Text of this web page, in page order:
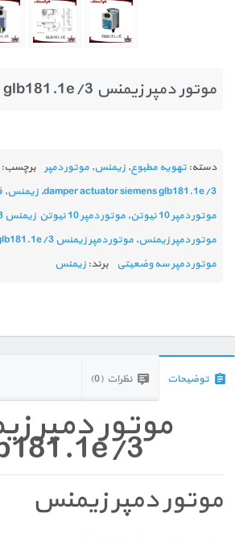
موتور دمپر زیمنس glb181.1e/3
دسته: تهویه مطبوع, زیمنس, موتور دمپر برچسب:
damper actuator siemens glb181.1e/3
, زیمنس,
موتور دمپر 10 نیوتن
, موتور دمپر 10 نیوتن زیمنس glb181.1e/3
موتور دمپر زیمنس, موتور دمپر زیمنس glb181.1e/3
موتور دمپر سه وضعیتی برند: زیمنس
توضیحات نظرات (0)
موتور دمپر
3
موتور دمپر زیمنس